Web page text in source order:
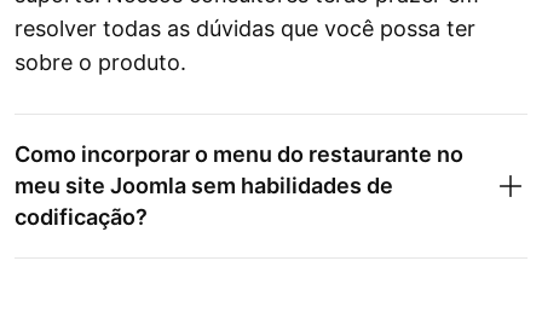
resolver todas as dúvidas que você possa ter
sobre o produto.
Como incorporar o menu do restaurante no
meu site Joomla sem habilidades de
codificação?